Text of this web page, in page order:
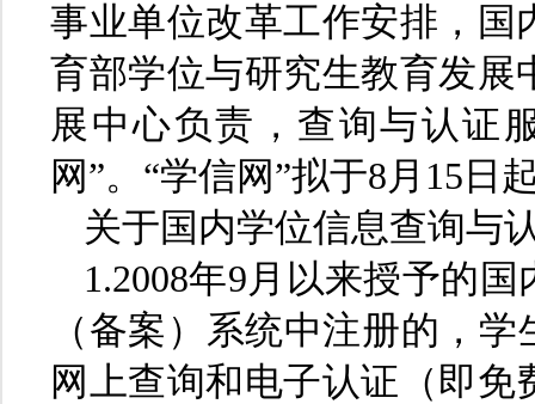
事业单位改革工作安排，国
育部学位与研究生教育发展
展中心负责，查询与认证
网”。“学信网”拟于8月15日
关于国内学位信息查询与
1.2008年9月以来授予的
（备案）系统中注册的，
网上查询和电子认证（即